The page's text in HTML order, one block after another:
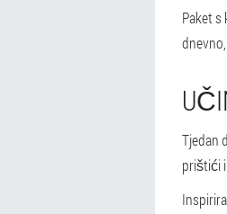
Paket
Tjedan
prištići